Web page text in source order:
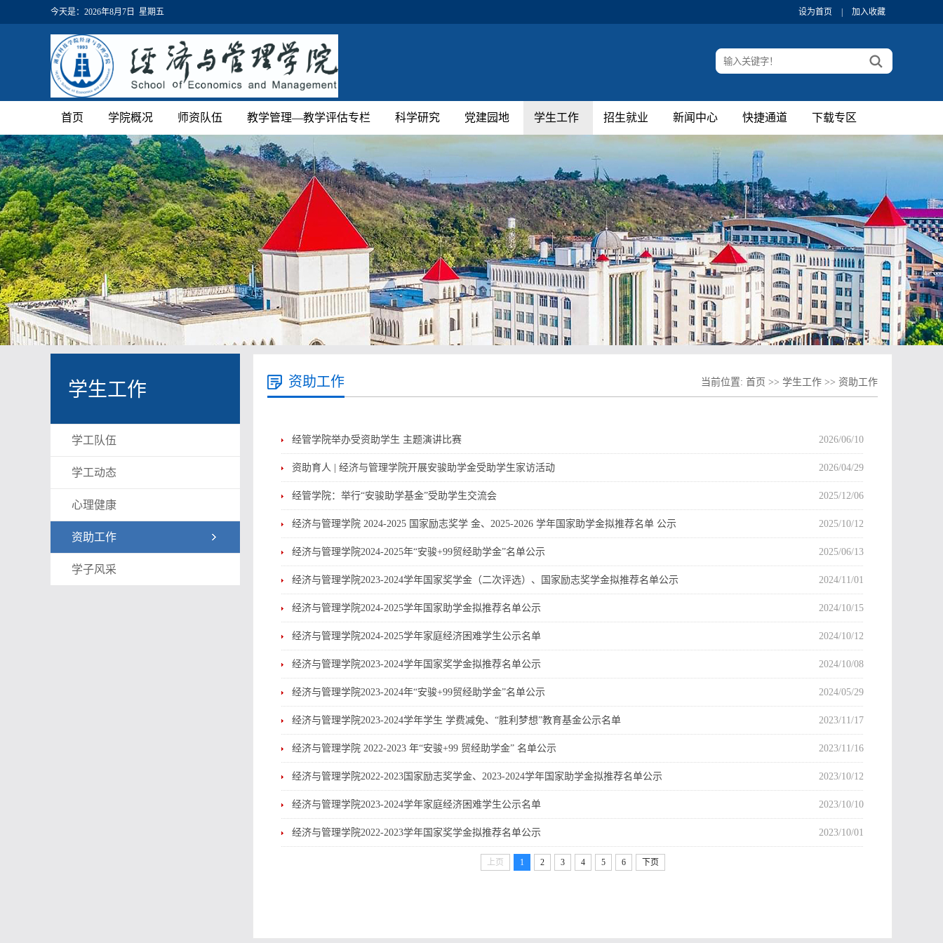
今天是： 2026年8月7日 星期五 设为首页 加入收藏
首页 学院概况 师资队伍 教学管理—教学评估专栏 科学研究 党建园地 学生工作 招生就业 新闻中心 快捷通道 下载专区
学生工作
学工队伍
学工动态
心理健康
资助工作
学子风采
资助工作 当前位置: 首页 >> 学生工作 >> 资助工作
经管学院举办受资助学生 主题演讲比赛 2026/06/10
资助育人 | 经济与管理学院开展安骏助学金受助学生家访活动 2026/04/29
经管学院：举行“安骏助学基金”受助学生交流会 2025/12/06
经济与管理学院 2024-2025 国家励志奖学 金、2025-2026 学年国家助学金拟推荐名单 公示 2025/10/12
经济与管理学院2024-2025年“安骏+99贸经助学金”名单公示 2025/06/13
经济与管理学院2023-2024学年国家奖学金（二次评选）、国家励志奖学金拟推荐名单公示 2024/11/01
经济与管理学院2024-2025学年国家助学金拟推荐名单公示 2024/10/15
经济与管理学院2024-2025学年家庭经济困难学生公示名单 2024/10/12
经济与管理学院2023-2024学年国家奖学金拟推荐名单公示 2024/10/08
经济与管理学院2023-2024年“安骏+99贸经助学金”名单公示 2024/05/29
经济与管理学院2023-2024学年学生 学费减免、“胜利梦想”教育基金公示名单 2023/11/17
经济与管理学院 2022-2023 年“安骏+99 贸经助学金” 名单公示 2023/11/16
经济与管理学院2022-2023国家励志奖学金、2023-2024学年国家助学金拟推荐名单公示 2023/10/12
经济与管理学院2023-2024学年家庭经济困难学生公示名单 2023/10/10
经济与管理学院2022-2023学年国家奖学金拟推荐名单公示 2023/10/01
上页 1 2 3 4 5 6 下页